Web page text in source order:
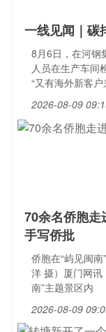
一线见闻｜碳
8月6日，在河钢
人员在生产车间
“又有海外新客
2026-08-09
70余名侨胞
手写侨批
侨胞在“屿见闽
洋 摄）厦门网讯
南”主题景区内
2026-08-09